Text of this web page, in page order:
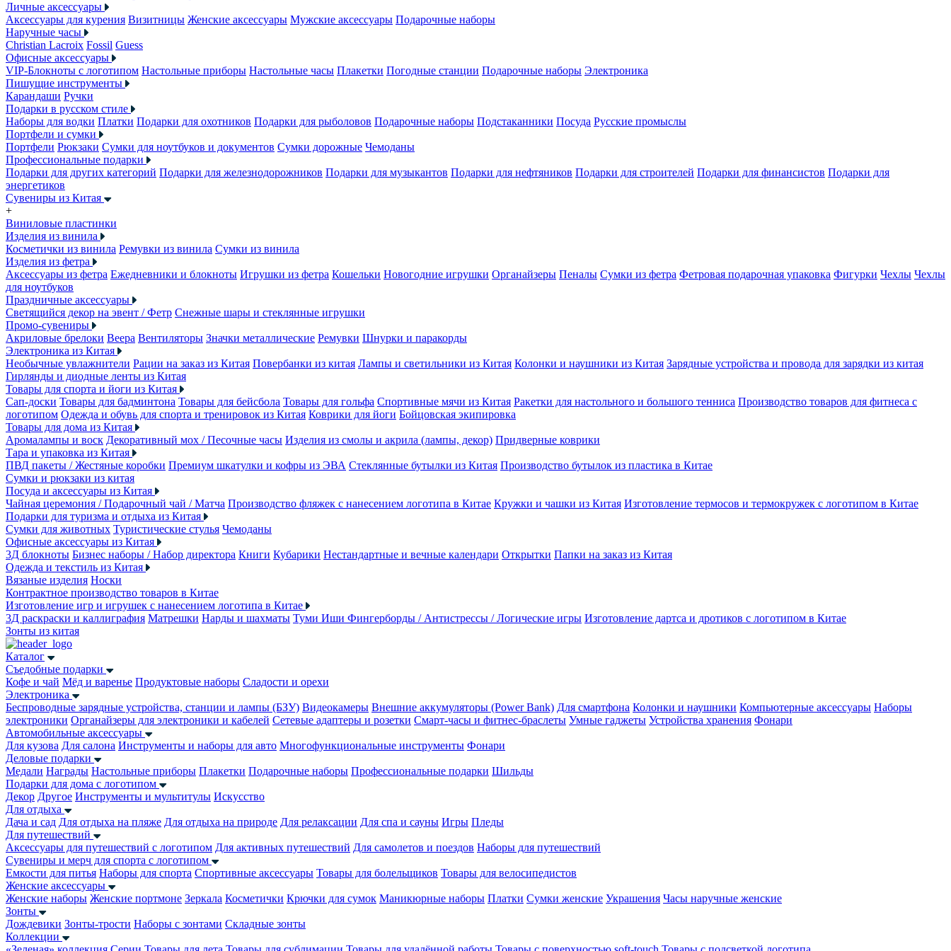
Личные аксессуары
Аксессуары для курения Визитницы Женские аксессуары Мужские аксессуары Подарочные наборы
Наручные часы
Christian Lacroix Fossil Guess
Офисные аксессуары
VIP-Блокноты с логотипом Настольные приборы Настольные часы Плакетки Погодные станции Подарочные наборы Электроника
Пишущие инструменты
Карандаши Ручки
Подарки в русском стиле
Наборы для водки Платки Подарки для охотников Подарки для рыболовов Подарочные наборы Подстаканники Посуда Русские промыслы
Портфели и сумки
Портфели Рюкзаки Сумки для ноутбуков и документов Сумки дорожные Чемоданы
Профессиональные подарки
Подарки для других категорий Подарки для железнодорожников Подарки для музыкантов Подарки для нефтяников Подарки для строителей Подарки для финансистов Подарки для
энергетиков
Сувениры из Китая
+
Виниловые пластинки
Изделия из винила
Косметички из винила Ремувки из винила Сумки из винила
Изделия из фетра
Аксессуары из фетра Ежедневники и блокноты Игрушки из фетра Кошельки Новогодние игрушки Органайзеры Пеналы Сумки из фетра Фетровая подарочная упаковка Фигурки Чехлы Чехлы
для ноутбуков
Праздничные аксессуары
Светящийся декор на эвент / Фетр Снежные шары и стеклянные игрушки
Промо-сувениры
Акриловые брелоки Веера Вентиляторы Значки металлические Ремувки Шнурки и паракорды
Электроника из Китая
Необычные увлажнители Рации на заказ из Китая Повербанки из китая Лампы и светильники из Китая Колонки и наушники из Китая Зарядные устройства и провода для зарядки из китая
Гирлянды и диодные ленты из Китая
Товары для спорта и йоги из Китая
Сап-доски Товары для бадминтона Товары для бейсбола Товары для гольфа Спортивные мячи из Китая Ракетки для настольного и большого тенниса Производство товаров для фитнеса с
логотипом Одежда и обувь для спорта и тренировок из Китая Коврики для йоги Бойцовская экипировка
Товары для дома из Китая
Аромалампы и воск Декоративный мох / Песочные часы Изделия из смолы и акрила (лампы, декор) Придверные коврики
Тара и упаковка из Китая
ПВД пакеты / Жестяные коробки Премиум шкатулки и кофры из ЭВА Стеклянные бутылки из Китая Производство бутылок из пластика в Китае
Сумки и рюкзаки из китая
Посуда и аксессуары из Китая
Чайная церемония / Подарочный чай / Матча Производство фляжек с нанесением логотипа в Китае Кружки и чашки из Китая Изготовление термосов и термокружек с логотипом в Китае
Подарки для туризма и отдыха из Китая
Сумки для животных Туристические стулья Чемоданы
Офисные аксессуары из Китая
3Д блокноты Бизнес наборы / Набор директора Книги Кубарики Нестандартные и вечные календари Открытки Папки на заказ из Китая
Одежда и текстиль из Китая
Вязаные изделия Носки
Контрактное производство товаров в Китае
Изготовление игр и игрушек с нанесением логотипа в Китае
3Д раскраски и каллиграфия Матрешки Нарды и шахматы Туми Иши Фингерборды / Антистрессы / Логические игры Изготовление дартса и дротиков с логотипом в Китае
Зонты из китая
Каталог
Съедобные подарки
Кофе и чай Мёд и варенье Продуктовые наборы Сладости и орехи
Электроника
Беспроводные зарядные устройства, станции и лампы (БЗУ) Видеокамеры Внешние аккумуляторы (Power Bank) Для смартфона Колонки и наушники Компьютерные аксессуары Наборы
электроники Органайзеры для электроники и кабелей Сетевые адаптеры и розетки Смарт-часы и фитнес-браслеты Умные гаджеты Устройства хранения Фонари
Автомобильные аксессуары
Для кузова Для салона Инструменты и наборы для авто Многофункциональные инструменты Фонари
Деловые подарки
Медали Награды Настольные приборы Плакетки Подарочные наборы Профессиональные подарки Шильды
Подарки для дома с логотипом
Декор Другое Инструменты и мультитулы Искусство
Для отдыха
Дача и сад Для отдыха на пляже Для отдыха на природе Для релаксации Для спа и сауны Игры Пледы
Для путешествий
Аксессуары для путешествий с логотипом Для активных путешествий Для самолетов и поездов Наборы для путешествий
Сувениры и мерч для спорта с логотипом
Емкости для питья Наборы для спорта Спортивные аксессуары Товары для болельщиков Товары для велосипедистов
Женские аксессуары
Женские наборы Женские портмоне Зеркала Косметички Крючки для сумок Маникюрные наборы Платки Сумки женские Украшения Часы наручные женские
Зонты
Дождевики Зонты-трости Наборы с зонтами Складные зонты
Коллекции